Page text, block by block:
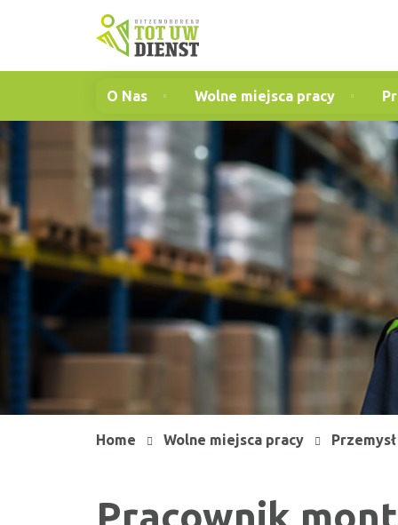
O Nas Wolne miejsca pracy
Home Wolne miejsca pracy
Pracownik